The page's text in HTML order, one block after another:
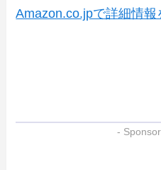
Amazon.co.jpで詳細情報
-